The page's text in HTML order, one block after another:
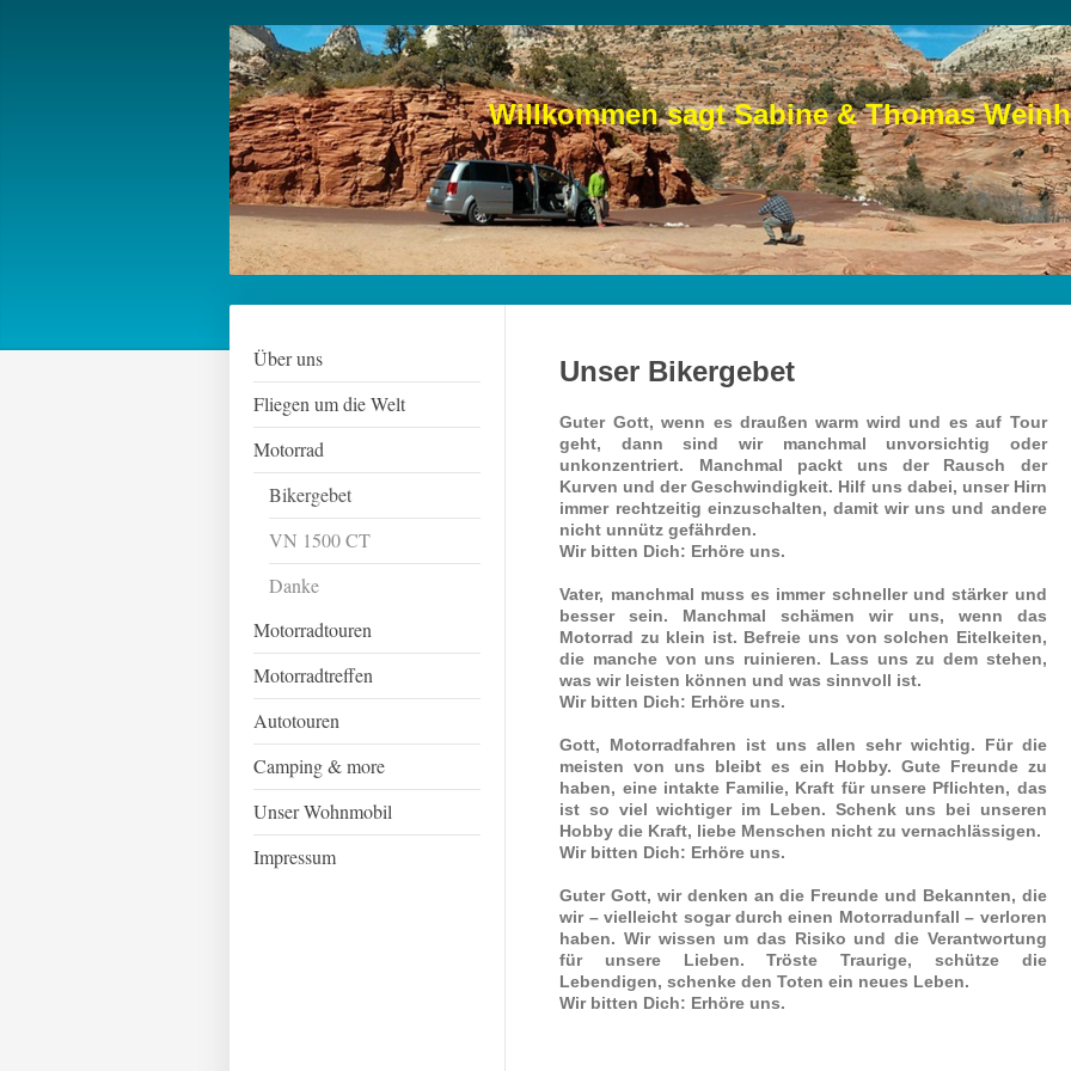
Willkommen sagt Sabine & Thomas
Über uns
Fliegen um die Welt
Motorrad
Bikergebet
VN 1500 CT
Danke
Motorradtouren
Motorradtreffen
Autotouren
Camping & more
Unser Wohnmobil
Impressum
Unser Bikergebet
Guter Gott, wenn es draußen warm wird und es auf Tour
geht, dann sind wir manchmal unvorsichtig oder
unkonzentriert. Manchmal packt uns der Rausch der
Kurven und der Geschwindigkeit. Hilf uns dabei, unser Hirn
immer rechtzeitig einzuschalten, damit wir uns und andere
nicht unnütz gefährden.
Wir bitten Dich: Erhöre uns.
Vater, manchmal muss es immer schneller und stärker und
besser sein. Manchmal schämen wir uns, wenn das
Motorrad zu klein ist. Befreie uns von solchen Eitelkeiten,
die manche von uns ruinieren. Lass uns zu dem stehen,
was wir leisten können und was sinnvoll ist.
Wir bitten Dich: Erhöre uns.
Gott,
Motorradfahren ist uns allen sehr wichtig. Für die
meisten von uns bleibt es ein Hobby. Gute Freunde zu
haben, eine intakte Familie, Kraft für unsere Pflichten, das
ist so viel wichtiger im Leben. Schenk uns bei unseren
Hobby die Kraft, liebe Menschen nicht zu vernachlässigen.
Wir bitten Dich: Erhöre uns.
Guter Gott, wir denken an die Freunde und Bekannten, die
wir – vielleicht sogar durch einen Motorradunfall – verloren
haben. Wir wissen um das Risiko und die Verantwortung
für unsere Lieben. Tröste Traurige, schütze die
Lebendigen, schenke den Toten ein neues Leben.
Wir bitten Dich: Erhöre uns.